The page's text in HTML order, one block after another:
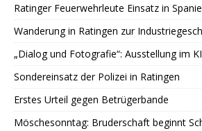
Ratinger Feuerwehrleute Einsatz in
Wanderung in Ratingen zur
„Dialog und Fotografie“: Ausstellung im
Sondereinsatz der Polizei in Ratingen
Erstes Urteil gegen Betrügerbande
Möschesonntag: Bruderschaft beginnt